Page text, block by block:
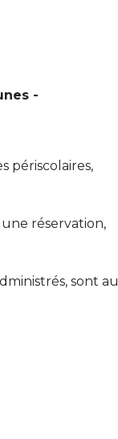
-
périscolaires,
réservation,
sont au